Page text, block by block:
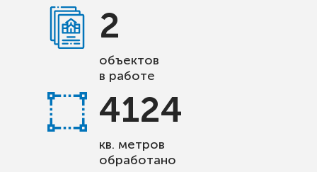
2
объектов
в работе
4124
кв. метров
обработано